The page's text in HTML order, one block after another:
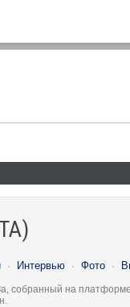
· Интервью · Фото ·
собранный на